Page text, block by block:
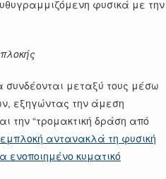
φυσικά με την
μεταξύ τους μέσω
εξηγώντας την άμεση
την “τρομακτική δράση από
αντανακλά τη φυσική
κυματικό